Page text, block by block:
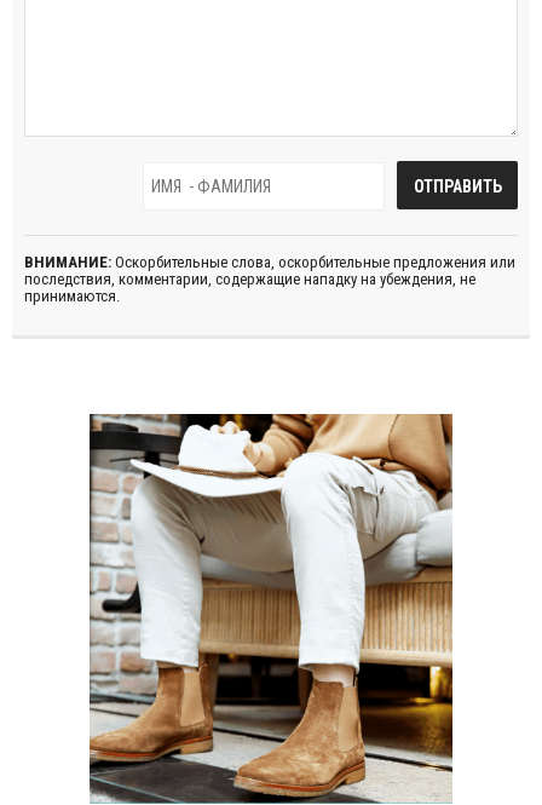
ВНИМАНИЕ: Оскорбительные слова, оскорбительные предложения или
последствия, комментарии, содержащие нападку на убеждения, не
принимаются.